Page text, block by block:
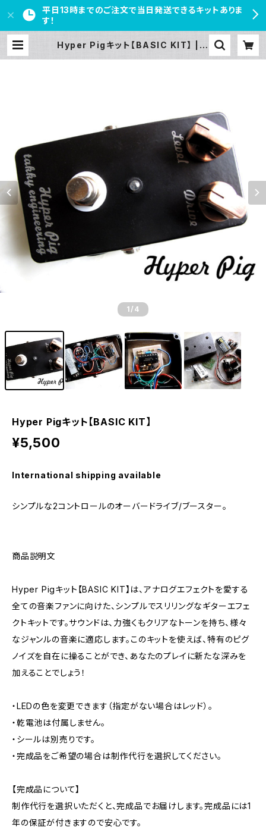
平日13時までのご注文で当日発送できるキットありま
す！
Hyper Pigキット【BASIC KIT】 | P
1 /4
Hyper Pigキット【BASIC KIT】
¥5,500
International shipping available
シンプルな2コントロールのオーバードライブ/ブースター。
商品説明文
Hyper Pigキット【BASIC KIT】は、アナログエフェクトを愛する
全ての音楽ファンに向けた、シンプルでスリリングなギターエフェ
クトキットです。サウンドは、力強くもクリアなトーンを持ち、様々
なジャンルの音楽に適応します。このキットを使えば、特有のピグ
ノイズを自在に操ることができ、あなたのプレイに新たな深みを
加えることでしょう！
・LEDの色を変更できます（指定がない場合はレッド）。
・乾電池は付属しません。
・シールは別売りです。
・完成品をご希望の場合は制作代行を選択してください。
【完成品について】
制作代行を選択いただくと、完成品でお届けします。完成品には1
年の保証が付きますので安心です。